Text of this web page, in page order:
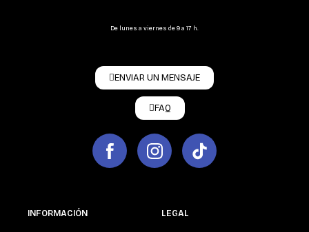
De lunes a viernes de 9 a 17 h.
ENVIAR UN MENSAJE
FAQ
INFORMACIÓN LEGAL